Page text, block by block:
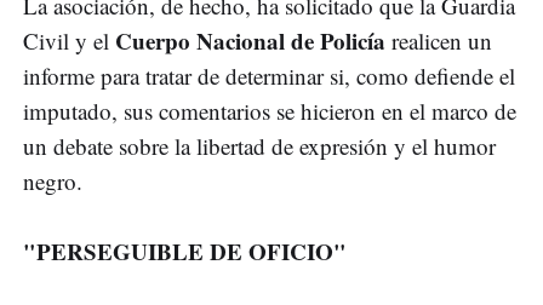
Civil y el Cuerpo Nacional de Policía realicen un
informe para tratar de determinar si, como defiende el
imputado, sus comentarios se hicieron en el marco de
un debate sobre la libertad de expresión y el humor
negro.
"PERSEGUIBLE DE OFICIO"